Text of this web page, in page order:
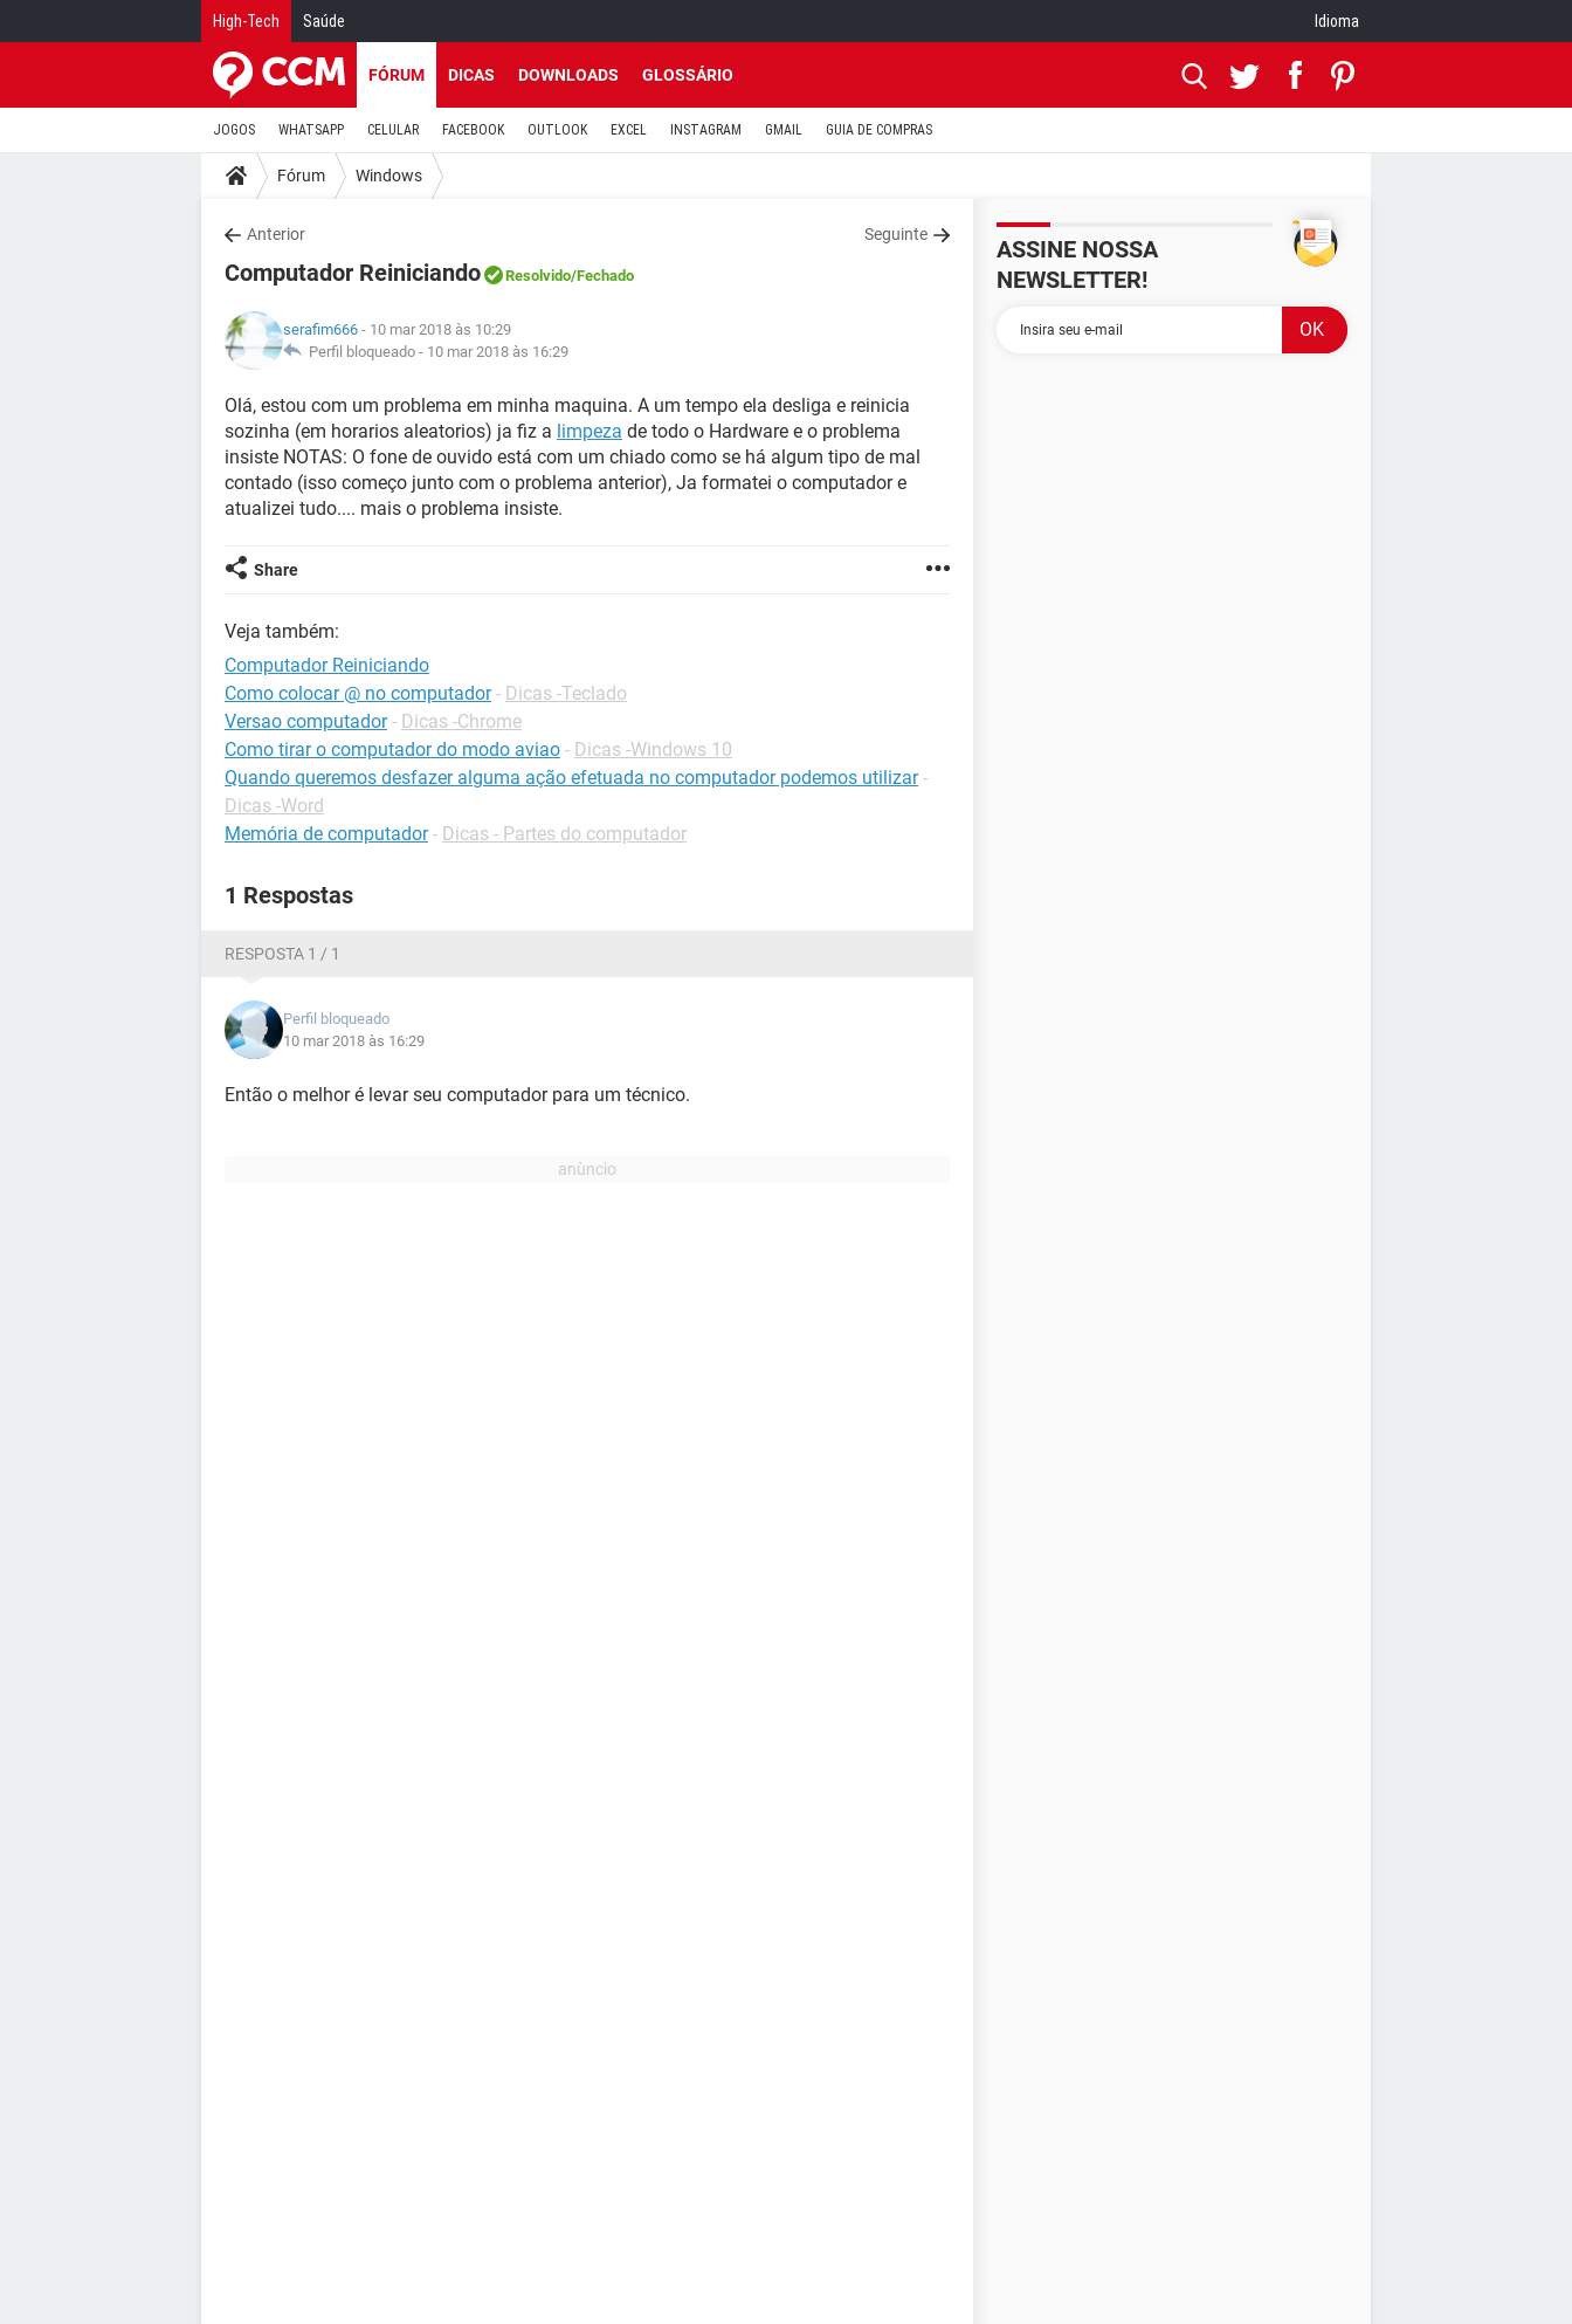
High-Tech Saúde Idioma
FÓRUM DICAS DOWNLOADS GLOSSÁRIO
JOGOS WHATSAPP CELULAR FACEBOOK OUTLOOK EXCEL INSTAGRAM GMAIL GUIA DE COMPRAS
Fórum Windows
Anterior Seguinte
Computador Reiniciando Resolvido/Fechado
serafim666 - 10 mar 2018 às 10:29
Perfil bloqueado - 10 mar 2018 às 16:29
Olá, estou com um problema em minha maquina. A um tempo ela desliga e reinicia
sozinha (em horarios aleatorios) ja fiz a limpeza de todo o Hardware e o problema
insiste NOTAS: O fone de ouvido está com um chiado como se há algum tipo de mal
contado (isso começo junto com o problema anterior), Ja formatei o computador e
atualizei tudo.... mais o problema insiste.
Share
Veja também:
Computador Reiniciando
Como colocar @ no computador - Dicas -Teclado
Versao computador - Dicas -Chrome
Como tirar o computador do modo aviao - Dicas -Windows 10
Quando queremos desfazer alguma ação efetuada no computador podemos utilizar -
Dicas -Word
Memória de computador - Dicas - Partes do computador
1 Respostas
RESPOSTA 1 / 1
Perfil bloqueado
10 mar 2018 às 16:29
Então o melhor é levar seu computador para um técnico.
ASSINE NOSSA
NEWSLETTER!